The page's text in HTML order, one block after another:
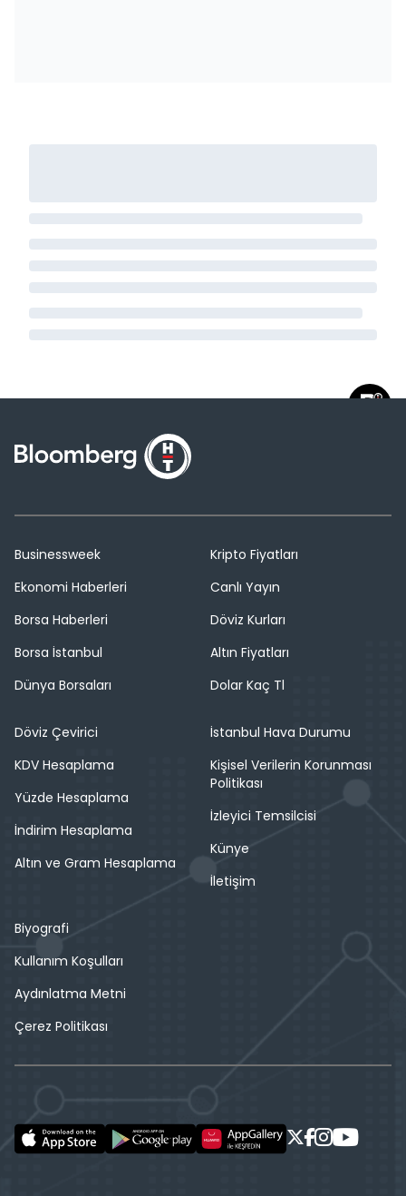
Businessweek
Ekonomi Haberleri
Borsa Haberleri
Borsa İstanbul
Dünya Borsaları
Kripto Fiyatları
Canlı Yayın
Döviz Kurları
Altın Fiyatları
Dolar Kaç Tl
Döviz Çevirici
KDV Hesaplama
Yüzde Hesaplama
İndirim Hesaplama
Altın ve Gram Hesaplama
İstanbul Hava Durumu
Kişisel Verilerin Korunması
Politikası
İzleyici Temsilcisi
Künye
İletişim
Biyografi
Kullanım Koşulları
Aydınlatma Metni
Çerez Politikası